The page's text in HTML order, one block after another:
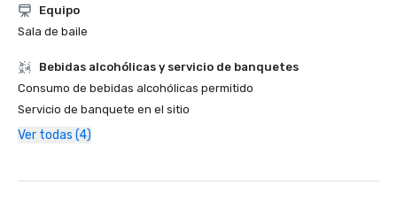
Equipo
Sala de baile
Bebidas alcohólicas y servicio de banquetes
Consumo de bebidas alcohólicas permitido
Servicio de banquete en el sitio
Ver todas (4)